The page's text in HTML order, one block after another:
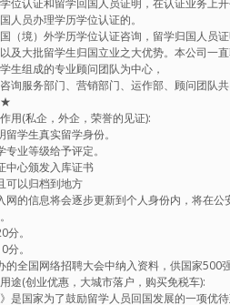
位认证和留学回国人员证明，在认证业务上
人员办理学历学位认证的。
（境）外学历学位认证咨询，留学归国人员
及大批留学生归国立业之大优势。本公司一
生组成的专业顾问团队为中心，
询服务部门、营销部门、运作部、顾问团队共
★
用(私企，外企，荣誉的见证):
学生真实留学身份。
业等级给予评定。
中心颁发入库证书
可以归档到地方
网的信息将会逐步更新到个人身份内，将在
。
。
的全国网络招聘大会中纳入资料，供国家500
途(创业优惠，大城市落户，购买免税车):
》是国家为了鼓励留学人员回国发展的一项优